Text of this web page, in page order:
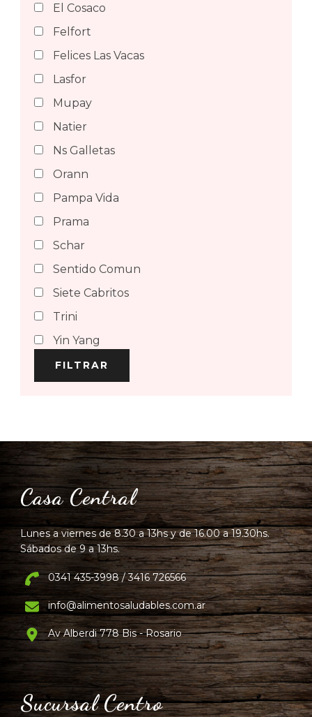
El Cosaco
Felfort
Felices Las Vacas
Lasfor
Mupay
Natier
Ns Galletas
Orann
Pampa Vida
Prama
Schar
Sentido Comun
Siete Cabritos
Trini
Yin Yang
FILTRAR
Casa Central
Lunes a viernes de 8.30 a 13hs y de 16.00 a 19.30hs.
Sábados de 9 a 13hs.
0341 435-3998 / 3416 726566
info@alimentosaludables.com.ar
Av Alberdi 778 Bis - Rosario
Sucursal Centro